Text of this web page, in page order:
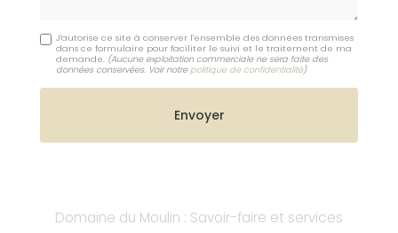
J'autorise ce site à conserver l'ensemble des données transmises
dans ce formulaire pour faciliter le suivi et le traitement de ma
demande. (Aucune exploitation commerciale ne sera faite des
données conservées. Voir notre politique de confidentialité)
Domaine du Moulin : Savoir-faire et services